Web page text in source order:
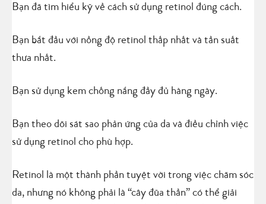
Bạn đã tìm hiểu kỹ về cách sử dụng retinol đúng cách.
Bạn bắt đầu với nồng độ retinol thấp nhất và tần suất
thưa nhất.
Bạn sử dụng kem chống nắng đầy đủ hàng ngày.
Bạn theo dõi sát sao phản ứng của da và điều chỉnh việc
sử dụng retinol cho phù hợp.
Retinol là một thành phần tuyệt vời trong việc chăm sóc
da, nhưng nó không phải là “cây đũa thần” có thể giải